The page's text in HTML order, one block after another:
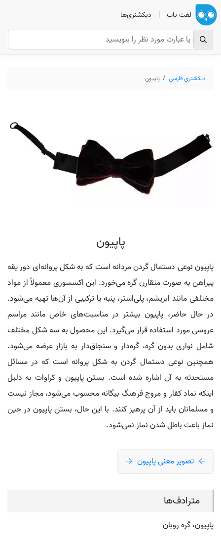
لغت یاب | دیکشنری‌ها
دیکشنری فارسی پاپیون
پاپیون
پاپیون نوعی دستمال گردن مردانه است که به شکل پروانه‌ای دور یقه
پیراهن به صورت متقارن گره می‌خورد. این اکسسوری معمولاً از مواد
مختلفی مانند ابریشم، پلی‌استر، پنبه یا ترکیبی از آن‌ها تهیه می‌شود.
در حال حاضر، پاپیون بیشتر در مناسبت‌های خاص مانند مراسم
عروسی مورد استفاده قرار می‌گیرد. این محصول به سه شکل مختلف
شامل نواری بدون گره، گره‌دار و سنجاق‌دار به بازار عرضه می‌شود.
همچنین نوعی دستمال گردن به شکل پروانه است که در مسائل
مستحدثه به آن اشاره شده است. بستن پاپیون و کراوات به دلیل
اینکه نماد کفار و مروج فرهنگ بیگانه محسوب می‌شود، مجاز نیست
و مسلمانان باید از آن پرهیز کنند. با این حال، بستن پاپیون در حین
نماز باعث باطل شدن نماز نمی‌شود.
تصویر معنی پاپیون
مترادف‌ها
پاپیون، گره روبان